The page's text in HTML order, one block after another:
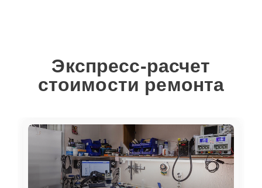
Экспресс-расчет
стоимости ремонта